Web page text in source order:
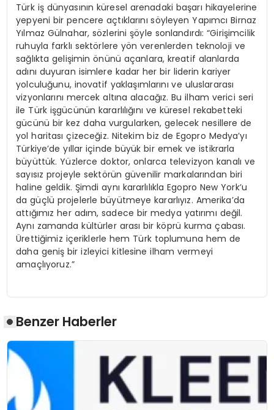
Türk iş dünyasının küresel arenadaki başarı hikayelerine
yepyeni bir pencere açtıklarını söyleyen Yapımcı Birnaz
Yılmaz Gülnahar, sözlerini şöyle sonlandırdı: “Girişimcilik
ruhuyla farklı sektörlere yön verenlerden teknoloji ve
sağlıkta gelişimin önünü açanlara, kreatif alanlarda
adını duyuran isimlere kadar her bir liderin kariyer
yolculuğunu, inovatif yaklaşımlarını ve uluslararası
vizyonlarını mercek altına alacağız. Bu ilham verici seri
ile Türk işgücünün kararlılığını ve küresel rekabetteki
gücünü bir kez daha vurgularken, gelecek nesillere de
yol haritası çizeceğiz. Nitekim biz de Egopro Medya’yı
Türkiye’de yıllar içinde büyük bir emek ve istikrarla
büyüttük. Yüzlerce doktor, onlarca televizyon kanalı ve
sayısız projeyle sektörün güvenilir markalarından biri
haline geldik. Şimdi aynı kararlılıkla Egopro New York’u
da güçlü projelerle büyütmeye kararlıyız. Amerika’da
attığımız her adım, sadece bir medya yatırımı değil.
Aynı zamanda kültürler arası bir köprü kurma çabası.
Ürettiğimiz içeriklerle hem Türk toplumuna hem de
daha geniş bir izleyici kitlesine ilham vermeyi
amaçlıyoruz.”
Benzer Haberler